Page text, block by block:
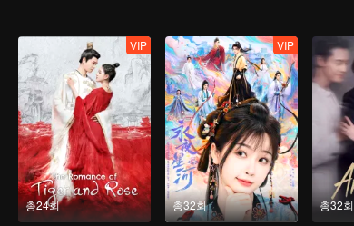
총24회
VIP
총32회
VIP
총32회